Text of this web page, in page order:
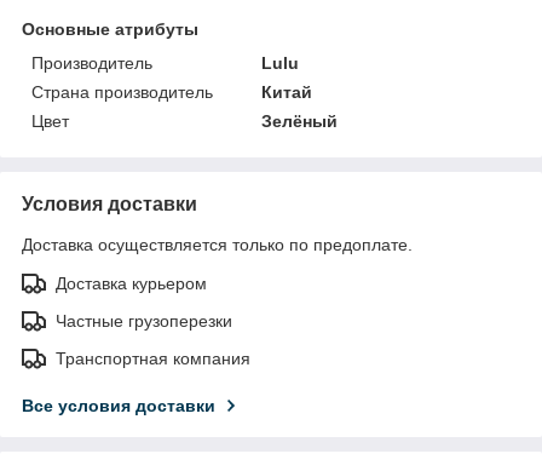
Основные атрибуты
Производитель
Lulu
Страна производитель
Китай
Цвет
Зелёный
Условия доставки
Доставка осуществляется только по предоплате.
Доставка курьером
Частные грузоперезки
Транспортная компания
Все условия доставки